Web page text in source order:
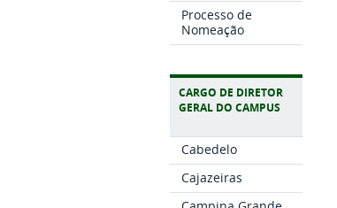
Processo de
Nomeação
CARGO DE DIRETOR
GERAL DO CAMPUS
Cabedelo
Cajazeiras